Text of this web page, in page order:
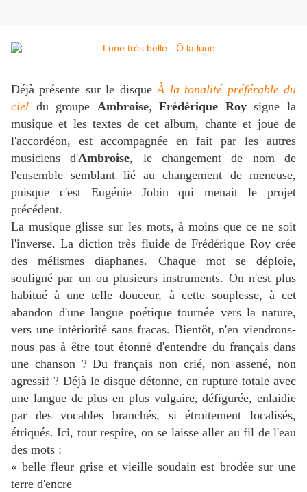
Déjà présente sur le disque À la tonalité préférable du
ciel du groupe Ambroise,Frédérique Roysigne la
musique et les textes de cet album, chante et joue de
l'accordéon, est accompagnée en fait par les autres
musiciens d'Ambroise, le changement de nom de
l'ensemble semblant lié au changement de meneuse,
puisque c'est Eugénie Jobin qui menait le projet
précédent.
La musique glisse sur les mots, à moins que ce ne soit
l'inverse. La diction très fluide de Frédérique Roy crée
des mélismes diaphanes. Chaque mot se déploie,
souligné par un ou plusieurs instruments. On n'est plus
habitué à une telle douceur, à cette souplesse, à cet
abandon d'une langue poétique tournée vers la nature,
vers une intériorité sans fracas. Bientôt, n'en viendrons-
nous pas à être tout étonné d'entendre du français dans
une chanson ? Du français non crié, non assené, non
agressif ? Déjà le disque détonne, en rupture totale avec
une langue de plus en plus vulgaire, défigurée, enlaidie
par des vocables branchés, si étroitement localisés,
étriqués. Ici, tout respire, on se laisse aller au fil de l'eau
des mots :
« belle fleur grise et vieille soudain est brodée sur une
terre d'encre